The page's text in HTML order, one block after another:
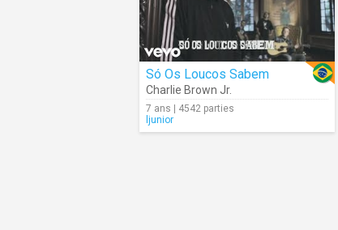
Só Os Loucos Sabem
Charlie Brown Jr.
7 ans | 4542 parties
ljunior